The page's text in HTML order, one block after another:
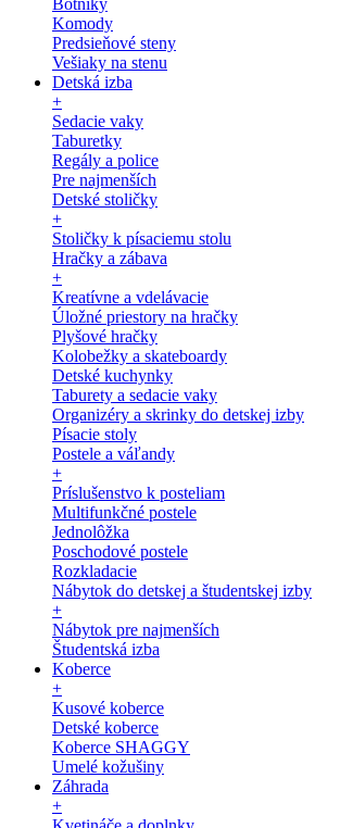
Botníky
Komody
Predsieňové steny
Vešiaky na stenu
Detská izba
+
Sedacie vaky
Taburetky
Regály a police
Pre najmenších
Detské stoličky
+
Stoličky k písaciemu stolu
Hračky a zábava
+
Kreatívne a vdelávacie
Úložné priestory na hračky
Plyšové hračky
Kolobežky a skateboardy
Detské kuchynky
Taburety a sedacie vaky
Organizéry a skrinky do detskej izby
Písacie stoly
Postele a váľandy
+
Príslušenstvo k posteliam
Multifunkčné postele
Jednolôžka
Poschodové postele
Rozkladacie
Nábytok do detskej a študentskej izby
+
Nábytok pre najmenších
Študentská izba
Koberce
+
Kusové koberce
Detské koberce
Koberce SHAGGY
Umelé kožušiny
Záhrada
+